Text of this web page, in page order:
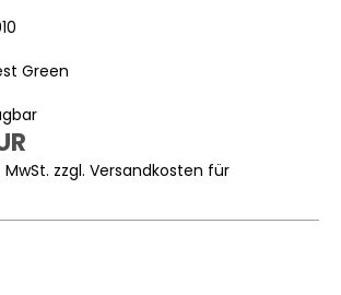
Green
zzgl. Versandkosten für